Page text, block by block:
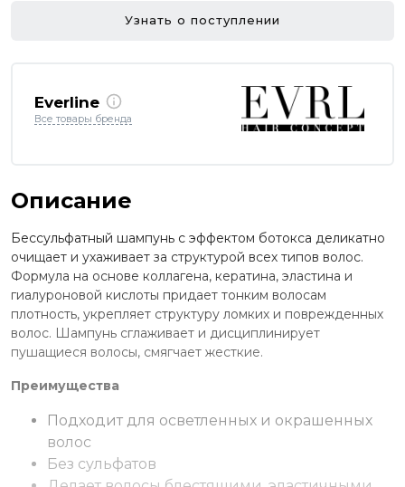
Узнать о поступлении
Everline
Все товары бренда
Описание
Бессульфатный шампунь с эффектом ботокса деликатно
очищает и ухаживает за структурой всех типов волос.
Формула на основе коллагена, кератина, эластина и
гиалуроновой кислоты придает тонким волосам
плотность, укрепляет структуру ломких и поврежденных
волос. Шампунь сглаживает и дисциплинирует
пушащиеся волосы, смягчает жесткие.
Преимущества
Подходит для осветленных и окрашенных
волос
Без сульфатов